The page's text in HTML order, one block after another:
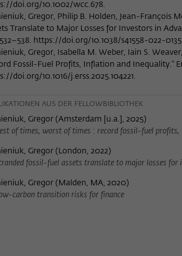
doi.org/10.1002/wcc.678.
Gregor, Philip B. Holden, Jean-François
Translate to Major Losses for Investors in
https://doi.org/10.1038/s41558-022-
Gregor, Isabella M. Weber, Iain S.
Fossil-Fuel Profits, Inflation and Inequality.”
doi.org/10.1016/j.erss.2025.104221.
AUS DER FELLOWBIBLIOTHEK
Gregor (Amsterdam [u.a.], 2025)
of times, worst of times : record fossil-fuel
Gregor ( London, 2022)
fossil-fuel assets translate to major losses for
Gregor ( Malden, MA, 2020)
carbon transition risks for finance
Name
Anbieter
Zweck